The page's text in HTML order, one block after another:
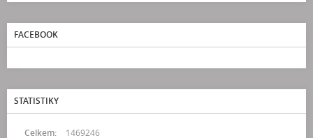
FACEBOOK
STATISTIKY
Celkem: 1469246